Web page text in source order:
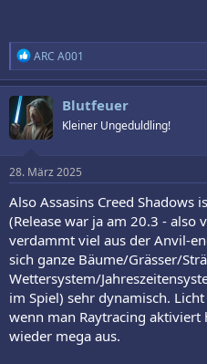
R
e
a
k
t
i
o
e
n
:
ARC A001
Blutfeuer
Kleiner Ungeduldling!
28. März 2025
Also Assasins Creed Shadows
(Release war ja am 20.3 - also
verdammt viel aus der Anvil-
sich ganze Bäume/Grässer/
Wettersystem/
im Spiel) sehr dynamisch.
wenn man Raytracing aktiviert
wieder mega aus.